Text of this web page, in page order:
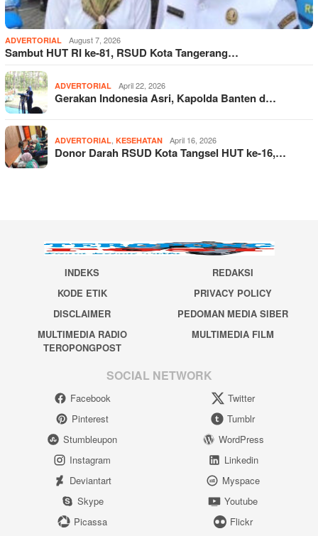
ADVERTORIAL August 7, 2026
Sambut HUT RI ke-81, RSUD Kota Tangerang…
ADVERTORIAL April 22, 2026
Gerakan Indonesia Asri, Kapolda Banten d…
ADVERTORIAL, KESEHATAN April 16, 2026
Donor Darah RSUD Kota Tangsel HUT ke-16,…
INDEKS
REDAKSI
KODE ETIK
PRIVACY POLICY
DISCLAIMER
PEDOMAN MEDIA SIBER
MULTIMEDIA RADIO
TEROPONGPOST
MULTIMEDIA FILM
SOCIAL NETWORK
Facebook
Twitter
Pinterest
Tumblr
Stumbleupon
WordPress
Instagram
Linkedin
Deviantart
Myspace
Skype
Youtube
Picassa
Flickr